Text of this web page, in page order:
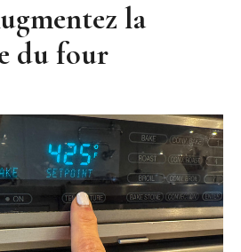
la
du four